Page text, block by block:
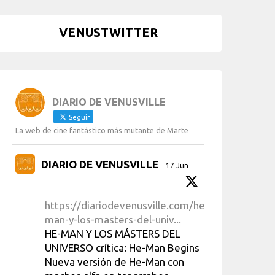
VENUSTWITTER
DIARIO DE VENUSVILLE
Seguir
La web de cine fantástico más mutante de Marte
DIARIO DE VENUSVILLE 17 Jun
https://diariodevenusville.com/he-
man-y-los-masters-del-univ...
HE-MAN Y LOS MÁSTERS DEL
UNIVERSO crítica: He-Man Begins
Nueva versión de He-Man con